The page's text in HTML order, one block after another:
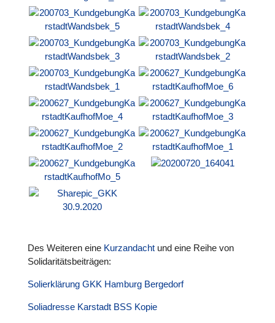
Des Weiteren eine Kurz­an­dachtund eine Reihe von
Soli­da­ri­täts­bei­trä­gen:
Solier­klä­rung GKK Hamburg Ber­ge­dorf
Soli­adresse Karstadt BSS Kopie